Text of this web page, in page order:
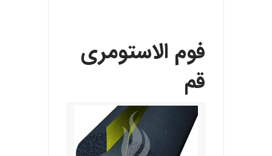
فوم الاستومری
قم